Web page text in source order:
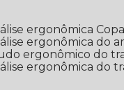
ergonômica
ergonômica do
ergonômico do
ergonômica do